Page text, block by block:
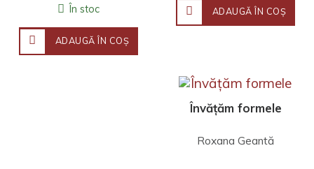
În stoc
ADAUGĂ ÎN COŞ
ADAUGĂ ÎN COŞ
Învățăm formele
Roxana Geantă